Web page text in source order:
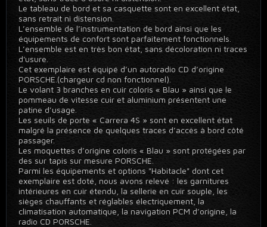
Le tableau de bord et sa casquette sont en excellent état,
sans retrait ni distension.
L’ensemble de l’instrumentation de bord ainsi que les
équipements de confort sont parfaitement fonctionnels.
L’ensemble est en très bon état, sans décoloration ni traces
d'usure.
Cet exemplaire est équipé d’un autoradio CD d’origine
PORSCHE.(chargeur cd non fonctionnel).
Le volant 3 branches en cuir coloris « Blau » ainsi que le
pommeau de vitesse cuir et aluminium présentent une
patine d’usage.
Les seuils de porte « Carrera 4S » sont en excellent état
malgré la présence de quelques traces d’accès à bord côté
passager.
Les moquettes d’origine coloris « Blau » sont protégées par
des sur tapis sur mesure PORSCHE.
Parmi les équipements et options "Habitacle" dont cet
exemplaire est doté, nous avons relevé : les garnitures
intérieures en cuir étendu, la sellerie en cuir souple, les
sièges chauffants et réglables électriquement, la
climatisation automatique, la navigation PCM d’origine, la
radio CD PORSCHE.